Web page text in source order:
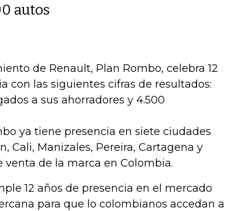
autos
de Renault, Plan Rombo, celebra 12
con las siguientes cifras de resultados:
a sus ahorradores y 4.500
ya tiene presencia en siete ciudades
Cali, Manizales, Pereira, Cartagena y
de la marca en Colombia.
12 años de presencia en el mercado
para que lo colombianos accedan a